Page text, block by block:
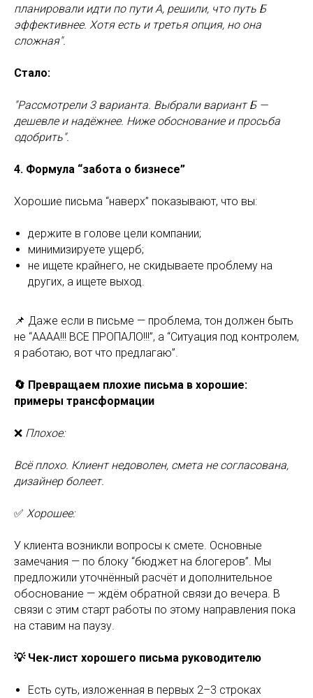
планировали идти по пути А, решили, что путь Б
эффективнее. Хотя есть и третья опция, но она
сложная".
Стало:
"Рассмотрели 3 варианта. Выбрали вариант Б —
дешевле и надёжнее. Ниже обоснование и просьба
одобрить".
4. Формула “забота о бизнесе”
Хорошие письма “наверх” показывают, что вы:
держите в голове цели компании;
минимизируете ущерб;
не ищете крайнего, не скидываете проблему на
других, а ищете выход.
📌 Даже если в письме — проблема, тон должен быть
не “АААА!!! ВСЕ ПРОПАЛО!!!”, а “Ситуация под контролем,
я работаю, вот что предлагаю”.
🔄 Превращаем плохие письма в хорошие:
примеры трансформации
❌ Плохое:
Всё плохо. Клиент недоволен, смета не согласована,
дизайнер болеет.
✅ Хорошее:
У клиента возникли вопросы к смете. Основные
замечания — по блоку “бюджет на блогеров”. Мы
предложили уточнённый расчёт и дополнительное
обоснование — ждём обратной связи до вечера. В
связи с этим старт работы по этому направления пока
на ставим на паузу.
💡 Чек-лист хорошего письма руководителю
Есть суть, изложенная в первых 2–3 строках